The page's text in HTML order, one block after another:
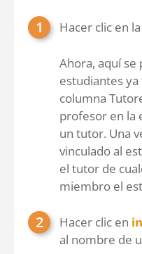
Hacer clic en
Ahora, aquí
estudiantes
columna
profesor en la
un tutor. Una
vinculado al
el tutor de
miembro el
Hacer clic en
al nombre de